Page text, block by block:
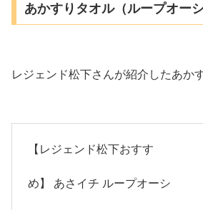
あかすりタオル（ループオー
レジェンド松下さんが紹介したあか
【レジェンド松下おすす
め】 あさイチ ループオーシ